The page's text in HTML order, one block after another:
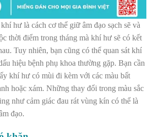
hư là cách cơ thể giữ âm đạo sạch sẽ và
thời điểm trong tháng mà khí hư sẽ có kết
Tuy nhiên, bạn cũng có thể quan sát khí
hiệu bệnh phụ khoa thường gặp. Bạn cần
khí hư có mùi đi kèm với các màu bất
hoặc xám. Những thay đổi trong màu sắc
như cảm giác đau rát vùng kín có thể là
đạo.